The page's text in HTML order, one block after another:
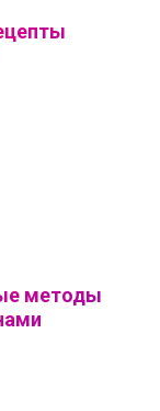
методы